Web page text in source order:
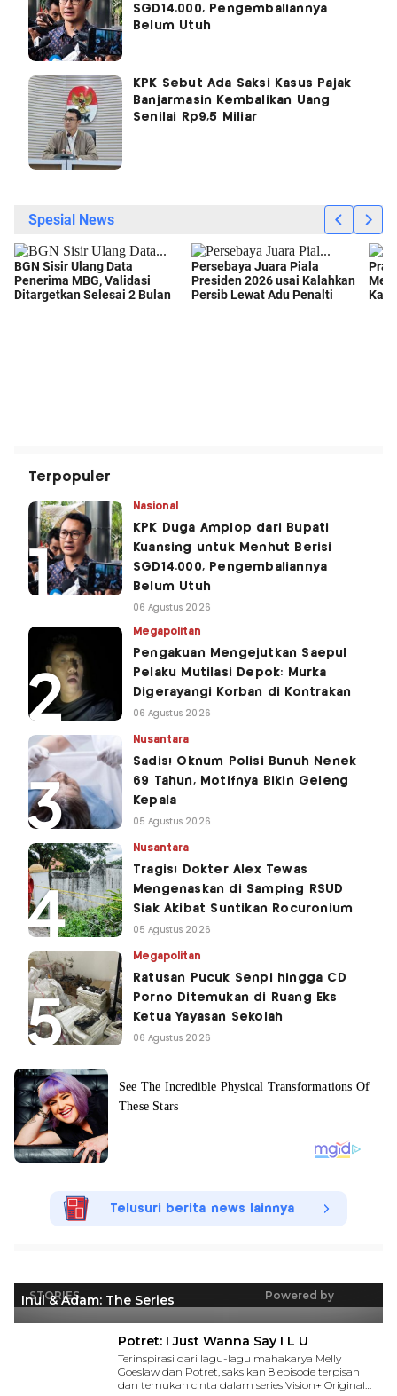
SGD14.000, Pengembaliannya
Belum Utuh
KPK Sebut Ada Saksi Kasus Pajak
Banjarmasin Kembalikan Uang
Senilai Rp9,5 Miliar
Terpopuler
Nasional
KPK Duga Amplop dari Bupati
Kuansing untuk Menhut Berisi
SGD14.000, Pengembaliannya
Belum Utuh
06 Agustus 2026
Megapolitan
Pengakuan Mengejutkan Saepul
Pelaku Mutilasi Depok: Murka
Digerayangi Korban di Kontrakan
06 Agustus 2026
Nusantara
Sadis! Oknum Polisi Bunuh Nenek
69 Tahun, Motifnya Bikin Geleng
Kepala
05 Agustus 2026
Nusantara
Tragis! Dokter Alex Tewas
Mengenaskan di Samping RSUD
Siak Akibat Suntikan Rocuronium
05 Agustus 2026
Megapolitan
Ratusan Pucuk Senpi hingga CD
Porno Ditemukan di Ruang Eks
Ketua Yayasan Sekolah
06 Agustus 2026
Telusuri berita news lainnya